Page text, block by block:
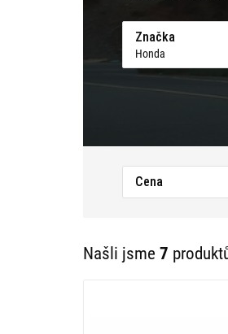
Značka
Honda
Cena
Našli jsme 7